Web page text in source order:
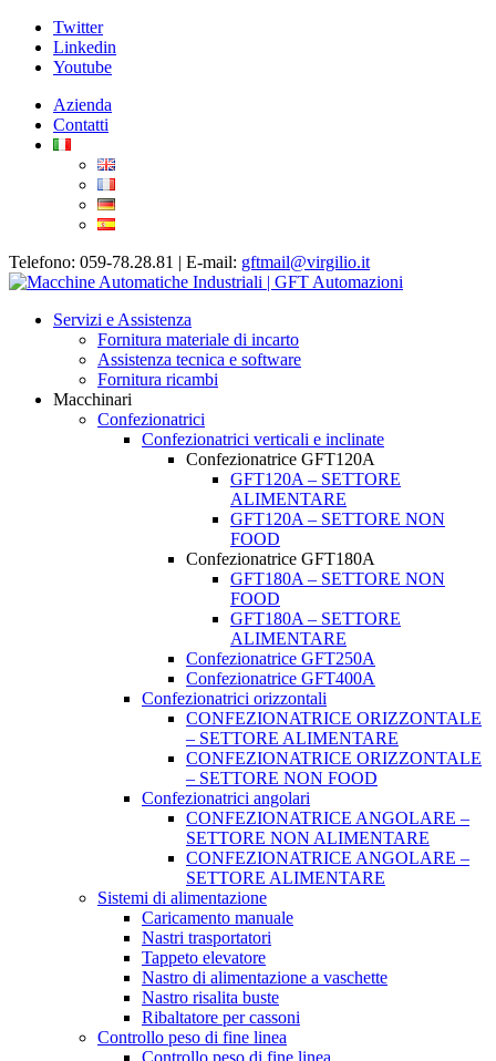
Twitter
Linkedin
Youtube
Azienda
Contatti
Telefono: 059-78.28.81 | E-mail: gftmail@virgilio.it
Servizi e Assistenza
Fornitura materiale di incarto
Assistenza tecnica e software
Fornitura ricambi
Macchinari
Confezionatrici
Confezionatrici verticali e inclinate
Confezionatrice GFT120A
GFT120A – SETTORE
ALIMENTARE
GFT120A – SETTORE NON
FOOD
Confezionatrice GFT180A
GFT180A – SETTORE NON
FOOD
GFT180A – SETTORE
ALIMENTARE
Confezionatrice GFT250A
Confezionatrice GFT400A
Confezionatrici orizzontali
CONFEZIONATRICE ORIZZONTALE
– SETTORE ALIMENTARE
CONFEZIONATRICE ORIZZONTALE
– SETTORE NON FOOD
Confezionatrici angolari
CONFEZIONATRICE ANGOLARE –
SETTORE NON ALIMENTARE
CONFEZIONATRICE ANGOLARE –
SETTORE ALIMENTARE
Sistemi di alimentazione
Caricamento manuale
Nastri trasportatori
Tappeto elevatore
Nastro di alimentazione a vaschette
Nastro risalita buste
Ribaltatore per cassoni
Controllo peso di fine linea
Controllo peso di fine linea